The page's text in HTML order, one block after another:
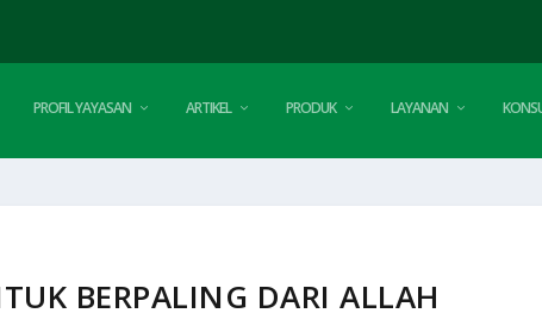
PROFIL YAYASAN ARTIKEL PRODUK LAYANAN
BERPALING DARI ALLAH